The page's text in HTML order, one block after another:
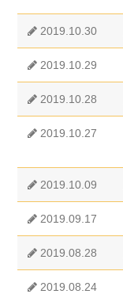
2019.10.30
2019.10.29
2019.10.28
2019.10.27
2019.10.09
2019.09.17
2019.08.28
2019.08.24